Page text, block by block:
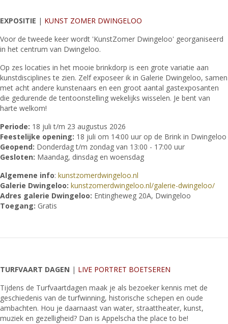
EXPOSITIE | KUNST ZOMER DWINGELOO
Voor de tweede keer wordt 'KunstZomer Dwingeloo' georganiseerd
in het centrum van Dwingeloo.
Op zes locaties in het mooie brinkdorp is een grote variatie aan
kunstdisciplines te zien. Zelf exposeer ik in Galerie Dwingeloo, samen
met acht andere kunstenaars en een groot aantal gastexposanten
die gedurende de tentoonstelling wekelijks wisselen. Je bent van
harte welkom!
Periode: 18 juli t/m 23 augustus 2026
Feestelijke opening: 18 juli om 14:00 uur op de Brink in Dwingeloo
Geopend: Donderdag t/m zondag van 13:00 - 17:00 uur
Gesloten: Maandag, dinsdag en woensdag
Algemene info: kunstzomerdwingeloo.nl
Galerie Dwingeloo: kunstzomerdwingeloo.nl/galerie-dwingeloo/
Adres galerie Dwingeloo: Entingheweg 20A, Dwingeloo
Toegang: Gratis
TURFVAART DAGEN | LIVE PORTRET BOETSEREN
Tijdens de Turfvaartdagen maak je als bezoeker kennis met de
geschiedenis van de turfwinning, historische schepen en oude
ambachten. Hou je daarnaast van water, straattheater, kunst,
muziek en gezelligheid? Dan is Appelscha the place to be!